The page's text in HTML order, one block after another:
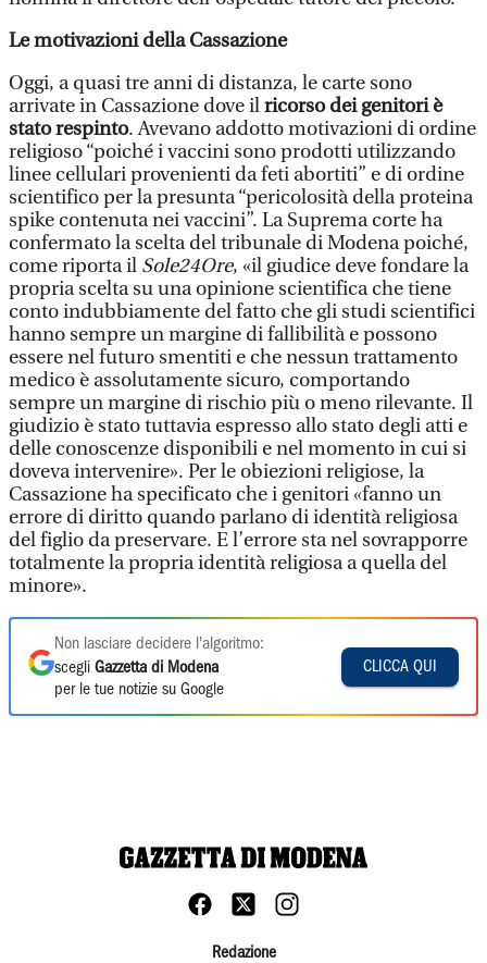
Le motivazioni della Cassazione
Oggi, a quasi tre anni di distanza, le carte sono
arrivate in Cassazione dove ilricorso dei genitori è
stato respinto. Avevano addotto motivazioni di ordine
religioso “poiché i vaccini sono prodotti utilizzando
linee cellulari provenienti da feti abortiti” e di ordine
scientifico per la presunta “pericolosità della proteina
spike contenuta nei vaccini”. La Suprema corte ha
confermato la scelta del tribunale di Modena poiché,
come riporta il Sole24Ore, «il giudice deve fondare la
propria scelta su una opinione scientifica che tiene
conto indubbiamente del fatto che gli studi scientifici
hanno sempre un margine di fallibilità e possono
essere nel futuro smentiti e che nessun trattamento
medico è assolutamente sicuro, comportando
sempre un margine di rischio più o meno rilevante. Il
giudizio è stato tuttavia espresso allo stato degli atti e
delle conoscenze disponibili e nel momento in cui si
doveva intervenire». Per le obiezioni religiose, la
Cassazione ha specificato che i genitori «fanno un
errore di diritto quando parlano di identità religiosa
del figlio da preservare. E l’errore sta nel sovrapporre
totalmente la propria identità religiosa a quella del
minore».
Non lasciare decidere l'algoritmo:
scegli Gazzetta di Modena
per le tue notizie su Google
CLICCA QUI
Redazione